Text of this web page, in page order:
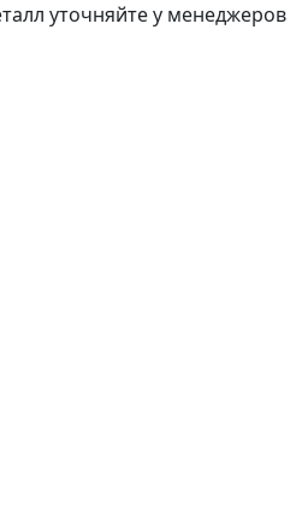
уточняйте у менеджеров